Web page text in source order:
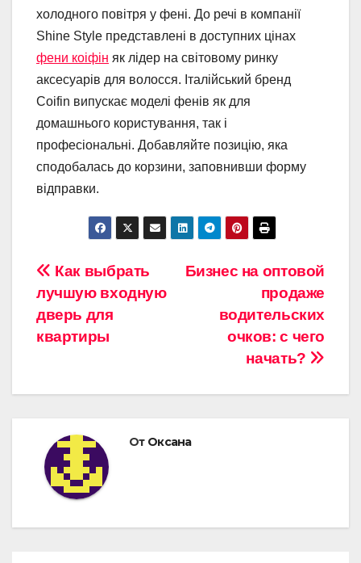
холодного повітря у фені. До речі в компанії
Shine Style представлені в доступних цінах
фени коіфін як лідер на світовому ринку
аксесуарів для волосся. Італійський бренд
Coifin випускає моделі фенів як для
домашнього користування, так і
професіональні. Добавляйте позицію, яка
сподобалась до корзини, заповнивши форму
відправки.
Навигация
по
записям
Бизнес на оптовой
продаже
водительских
очков: с чего
начать?
Как выбрать
лучшую входную
дверь для
квартиры
От Оксана